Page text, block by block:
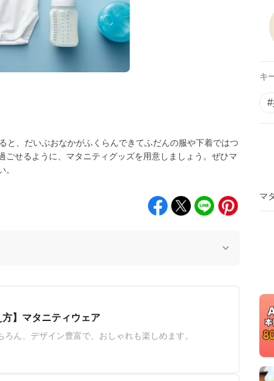
と、だいぶおなかがふくらんできてふだんの服や下着ではつ
せるように、マタニティグッズを用意しましょう。ぜひマ
】マタニティウェア
ん、デザイン豊富で、おしゃれも楽しめます。
キ
マ